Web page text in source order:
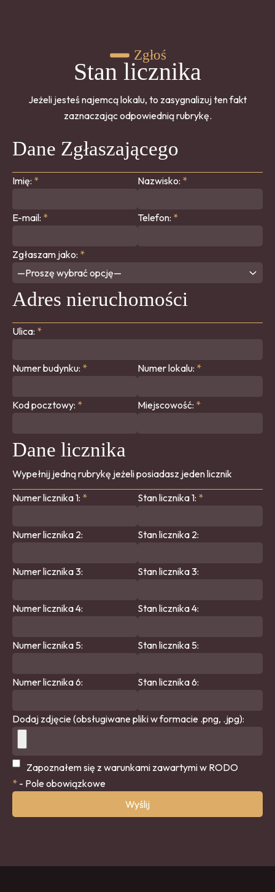
Dane Zgłaszającego
Imię: * Nazwisko: *
E-mail: * Telefon: *
Zgłaszam jako: *
—Proszę wybrać opcję—
Adres nieruchomości
Ulica: *
Numer budynku: * Numer lokalu: *
Kod pocztowy: * Miejscowość: *
Dane licznika
Wypełnij jedną rubrykę jeżeli posiadasz jeden licznik
Numer licznika 1: * Stan licznika 1: *
Numer licznika 2: Stan licznika 2:
Numer licznika 3: Stan licznika 3:
Numer licznika 4: Stan licznika 4:
Numer licznika 5: Stan licznika 5:
Numer licznika 6: Stan licznika 6:
Dodaj zdjęcie (obsługiwane pliki w formacie .png, .jpg):
Zapoznałem się z warunkami zawartymi w RODO
* - Pole obowiązkowe
Zgłoś
Stan licznika
Jeżeli jesteś najemcą lokalu, to zasygnalizuj ten fakt
zaznaczając odpowiednią rubrykę.